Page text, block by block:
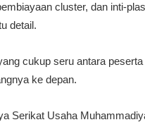
cluster, dan inti-
detail.
cukup seru antara
ke depan.
Serikat Usaha